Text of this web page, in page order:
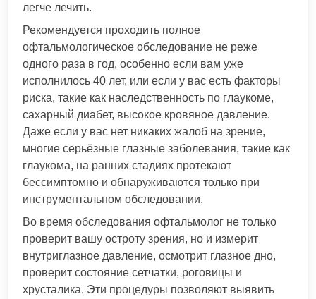
легче лечить.
Рекомендуется проходить полное
офтальмологическое обследование не реже
одного раза в год, особенно если вам уже
исполнилось 40 лет, или если у вас есть факторы
риска, такие как наследственность по глаукоме,
сахарный диабет, высокое кровяное давление.
Даже если у вас нет никаких жалоб на зрение,
многие серьёзные глазные заболевания, такие как
глаукома, на ранних стадиях протекают
бессимптомно и обнаруживаются только при
инструментальном обследовании.
Во время обследования офтальмолог не только
проверит вашу остроту зрения, но и измерит
внутриглазное давление, осмотрит глазное дно,
проверит состояние сетчатки, роговицы и
хрусталика. Эти процедуры позволяют выявить